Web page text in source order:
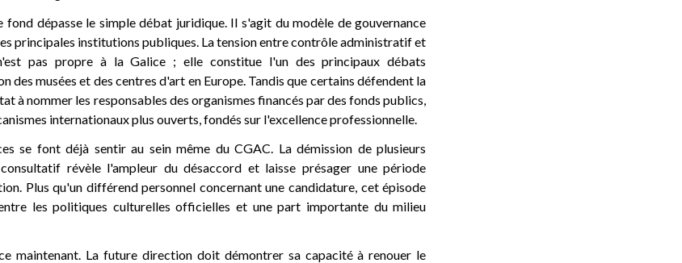
fond dépasse le simple débat juridique. Il s'agit du modèle de gouvernance
principales institutions publiques. La tension entre contrôle administratif et
pas propre à la Galice ; elle constitue l'un des principaux débats
des musées et des centres d'art en Europe. Tandis que certains défendent la
à nommer les responsables des organismes financés par des fonds publics,
internationaux plus ouverts, fondés sur l'excellence professionnelle.
se font déjà sentir au sein même du CGAC. La démission de plusieurs
révèle l'ampleur du désaccord et laisse présager une période
Plus qu'un différend personnel concernant une candidature, cet épisode
les politiques culturelles officielles et une part importante du milieu
maintenant. La future direction doit démontrer sa capacité à renouer le